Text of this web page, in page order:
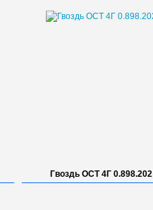
Гвоздь ОСТ 4Г 0.898.202